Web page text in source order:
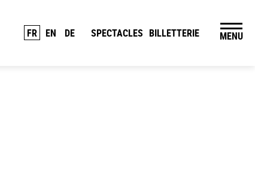
FR EN DE SPECTACLES BILLETTERIE MENU